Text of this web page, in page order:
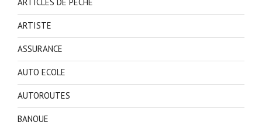
ARTISTE
ASSURANCE
AUTO ECOLE
AUTOROUTES
BANQUE